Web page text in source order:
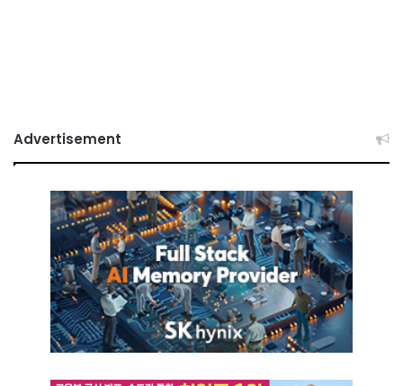
Advertisement